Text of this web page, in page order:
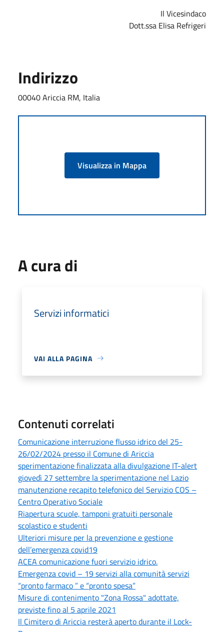
Il Vicesindaco
Dott.ssa Elisa Refrigeri
Indirizzo
00040 Ariccia RM, Italia
Visualizza in Mappa
A cura di
Servizi informatici
VAI ALLA PAGINA
Contenuti correlati
Comunicazione interruzione flusso idrico del 25-
26/02/2024 presso il Comune di Ariccia
sperimentazione finalizzata alla divulgazione IT-alert
giovedì 27 settembre la sperimentazione nel Lazio
manutenzione recapito telefonico del Servizio COS –
Centro Operativo Sociale
Riapertura scuole, tamponi gratuiti personale
scolastico e studenti
Ulteriori misure per la prevenzione e gestione
dell’emergenza covid19
ACEA comunicazione fuori servizio idrico.
Emergenza covid – 19 servizi alla comunità servizi
“pronto farmaco ” e “pronto spesa”
Misure di contenimento "Zona Rossa" adottate,
previste fino al 5 aprile 2021
Il Cimitero di Ariccia resterà aperto durante il Lock-